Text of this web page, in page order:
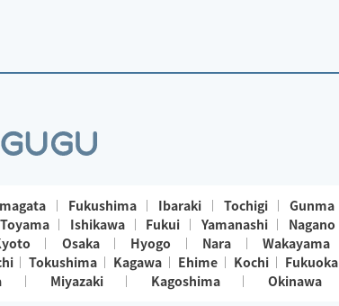
Fukushima Ibaraki Tochigi
Gunma
Toyama Ishikawa Fukui Yamanashi
Nagano
Osaka Hyogo Nara
Wakayama
Tokushima Kagawa Ehime Kochi
Fukuoka
Miyazaki Kagoshima Okinawa